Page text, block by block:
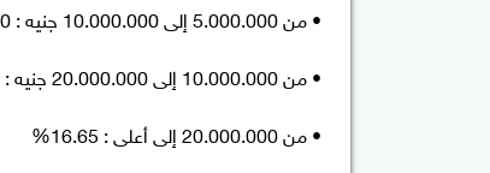
• من 5.000.000 إلى 10.000.000 جنيه : 15.90%
• من 10.000.000 إلى 20.000.000 جنيه : 16.15%
• من 20.000.000 إلى أعلى : 16.65%